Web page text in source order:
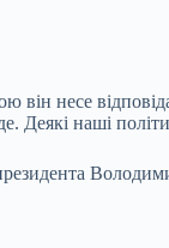
він несе
наші